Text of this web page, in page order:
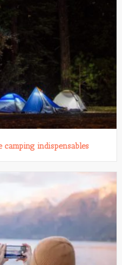
camping indispensables